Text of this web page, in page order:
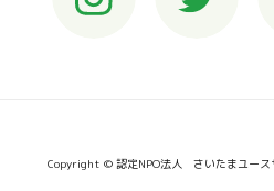
Copyright © 認定NPO法人 さいたまユース